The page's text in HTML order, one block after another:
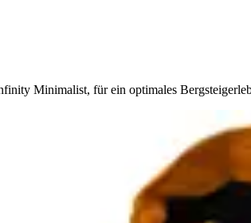
Minimalist, für ein optimales